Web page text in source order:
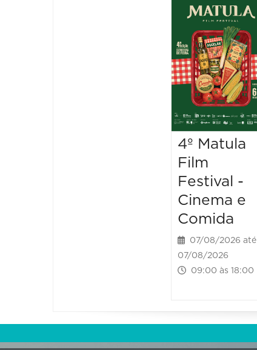
4º Matula
Film
Festival -
Cinema e
Comida
07/08/2026 até
07/08/2026
09:00 às 18:00